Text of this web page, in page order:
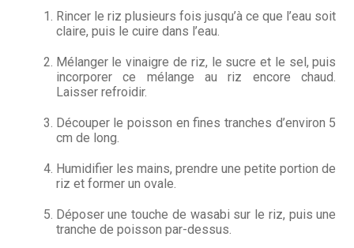
Rincer le riz plusieurs fois jusqu’à ce que l’eau soit
claire, puis le cuire dans l’eau.
Mélanger le vinaigre de riz, le sucre et le sel, puis
incorporer ce mélange au riz encore chaud.
Laisser refroidir.
Découper le poisson en fines tranches d’environ 5
cm de long.
Humidifier les mains, prendre une petite portion de
riz et former un ovale.
Déposer une touche de wasabi sur le riz, puis une
tranche de poisson par-dessus.